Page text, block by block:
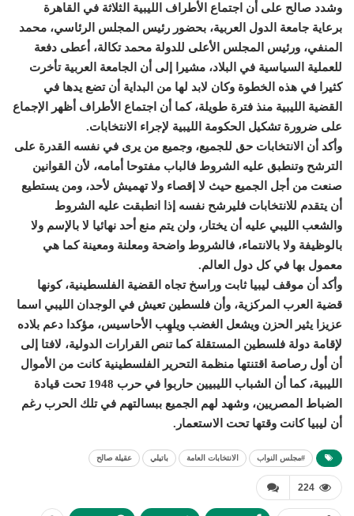
وشدد صالح على أن اجتماع الأطراف الليبية الثلاثة في القاهرة
برعاية جامعة الدول العربية، بحضور رئيس المجلس الرئاسي، محمد
المنفي، ورئيس المجلس الأعلى للدولة محمد تكالة، أعطى دفعة
للعملية السياسية في البلاد، مشيرا إلى أن الجامعة العربية تأخرت
كثيرا في هذه الخطوة وكان لابد لها من البداية أن تضع يدها في
القضية الليبية منذ فترة طويلة، كما أن اجتماع الأطراف أظهر الإجماع
على ضرورة تشكيل الحكومة الليبية لإجراء الانتخابات.
وأكد أن الانتخابات حق للجميع، وجميع من يرى في نفسه القدرة على
الترشح وتنطبق عليه الشروط فالباب مفتوحا أمامه، لأن القوانين
صنعت من أجل الجميع حيث لا إقصاء ولا تهميش لأحد، ومن يستطيع
أن يتقدم للانتخابات فليرشح نفسه إذا انطبقت عليه الشروط
والشعب الليبي عليه أن يختار، ولن يتم منع أحد نهائيا لا بالإسم ولا
بالوظيفة ولا بالانتماء، فالشروط واضحة ومعلنة ومعينة كما هي
معمول بها في كل دول العالم.
وأكد أن موقف ليبيا ثابت وراسخ تجاه القضية الفلسطينية، كونها
قضية العرب المركزية، وأن فلسطين تعيش في الوجدان الليبي اسما
عزيزا يثير الحزن ويشعل الغضب ويلهِب الأحاسيس، مؤكدا دعم بلاده
لإقامة دولة فلسطين المستقلة كما تنص القرارات الدولية، لافتا إلى
أن أول رصاصة اقتنتها منظمة التحرير الفلسطينية كانت من الأموال
الليبية، كما أن الشباب الليبيين حاربوا في حرب 1948 تحت قيادة
الضباط المصريين، وشهد لهم الجميع ببسالتهم في تلك الحرب رغم
أن ليبيا كانت وقتها تحت الاستعمار.
#مجلس النواب الانتخابات العامة باتيلي عقيلة صالح
224